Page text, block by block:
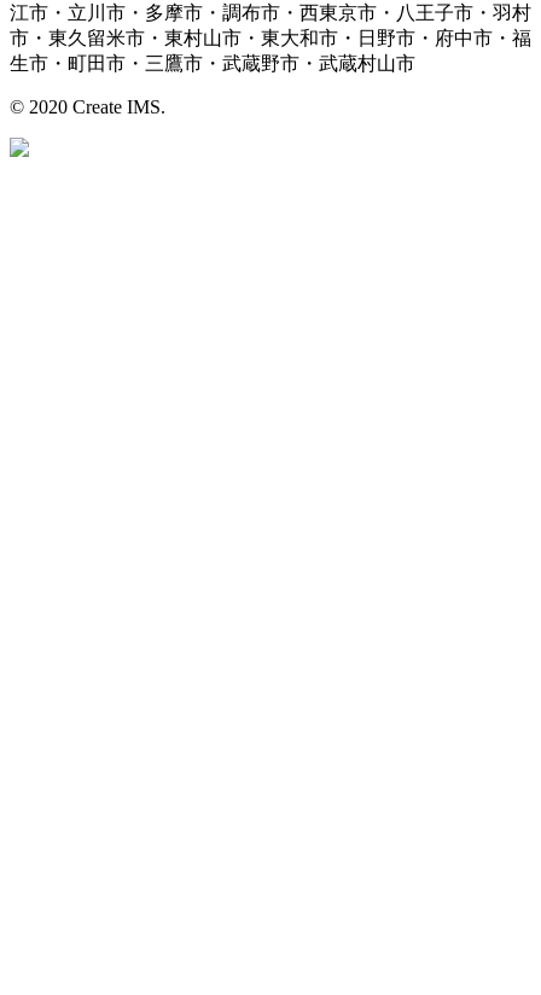
江市・立川市・多摩市・調布市・西東京市・八王子市・羽村
市・東久留米市・東村山市・東大和市・日野市・府中市・福
生市・町田市・三鷹市・武蔵野市・武蔵村山市
© 2020 Create IMS.